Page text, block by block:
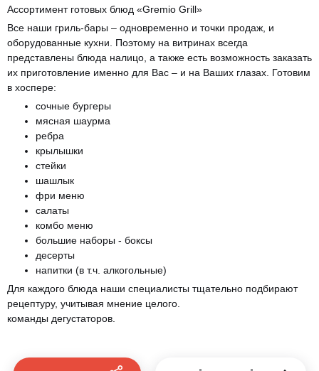
Ассортимент готовых блюд «Gremio Grill»
Все наши гриль-бары – одновременно и точки продаж, и
оборудованные кухни. Поэтому на витринах всегда
представлены блюда налицо, а также есть возможность заказать
их приготовление именно для Вас – и на Ваших глазах. Готовим
в хоспере:
сочные бургеры
мясная шаурма
ребра
крылышки
стейки
шашлык
фри меню
салаты
комбо меню
большие наборы - боксы
десерты
напитки (в т.ч. алкогольные)
Для каждого блюда наши специалисты тщательно подбирают
рецептуру, учитывая мнение целого.
команды дегустаторов.